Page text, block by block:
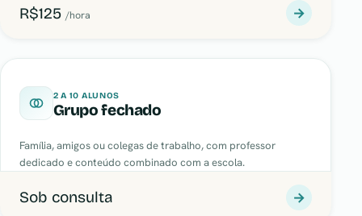
R$125 /hora →
2 A 10 ALUNOS
Grupo fechado
Família, amigos ou colegas de trabalho, com professor
dedicado e conteúdo combinado com a escola.
Sob consulta →